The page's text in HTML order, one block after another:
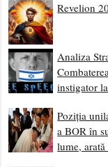
Revelion
Analiza
instigator
Poziția
a BOR în
lume,